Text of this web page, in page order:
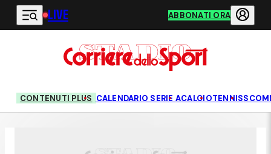
Vai al contenuto principale
LIVE ABBONATI ORA
CONTENUTI PLUS CALENDARIO SERIE ACALCIOTENNIS